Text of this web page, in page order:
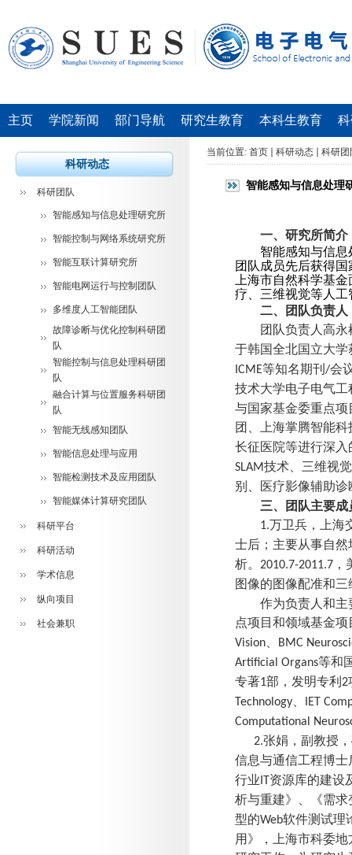
主页 学院新闻 部门导航 研究生教育 本科生教育
科研动态
科研团队
智能感知与信息处理研究所
智能控制与网络系统研究所
智能互联计算研究所
智能电网运行与控制团队
多维度人工智能团队
故障诊断与优化控制科研团
队 ​
智能控制与信息处理科研团
队
融合计算与位置服务科研团
队
智能无线感知团队
智能信息处理与应用
智能检测技术及应用团队
智能媒体计算研究团队
科研平台
科研活动
学术信息
纵向项目
社会兼职
当前位置: 首页 科研动态 科研团
智能感知与信息处理
一、研究所简介
智能感知与信
团队成员先后获得
上海市自然科学基
疗、三维视觉等人
二、团队负责人
团队负责人高
于韩国全北国立大
ICME等知名期刊 /会
技术大学电子电气
与国家基金委重点
团、上海掌腾智能
长征医院等进行深
SLAM技术、三维视
别、医疗影像辅助诊
三、团队主要成
1.万卫兵，上海
士后；主要从事自
析。 2010.7-2011.7
图像的图像配准和
作为负责人和
点项目和领域基金
Vision
BMC
Artificial Organs等和
专著1部，发明专利 2
Technology
IET
Computational
2.张娟，副教授
信息与通信工程博
行业
资源库的建设
析与重建》、《需求
型的Web软件测试理
用 》，上海市科委